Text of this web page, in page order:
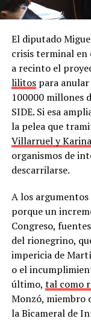
El diputado
crisis terminal en
a recinto el
lilitospara anular
100000 millones
SIDE. Si esa
la pelea que
Villarruel y
organismos de
descarrilarse.
A los
porque un
Congreso,
del rionegrino,
impericia de
o el
último, tal como
Monzó, miembro
la Bicameral de